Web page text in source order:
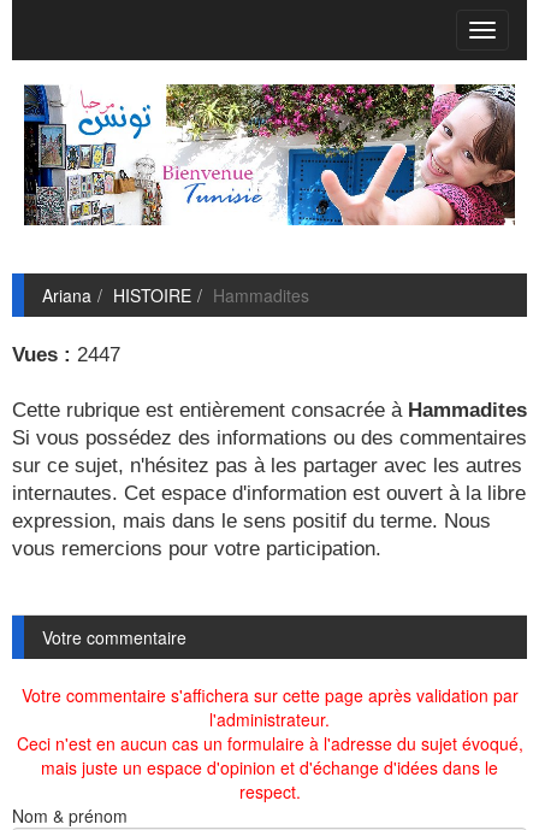
T
o
g
g
l
e
n
a
v
g
t
Ariana HISTOIRE Hammadites
Vues : 2447
Cette rubrique est entièrement consacrée à Hammadites
Si vous possédez des informations ou des commentaires
sur ce sujet, n'hésitez pas à les partager avec les autres
internautes. Cet espace d'information est ouvert à la libre
expression, mais dans le sens positif du terme. Nous
vous remercions pour votre participation.
Votre commentaire
Votre commentaire s'affichera sur cette page après validation par
l'administrateur.
Ceci n'est en aucun cas un formulaire à l'adresse du sujet évoqué,
mais juste un espace d'opinion et d'échange d'idées dans le
respect.
Nom & prénom